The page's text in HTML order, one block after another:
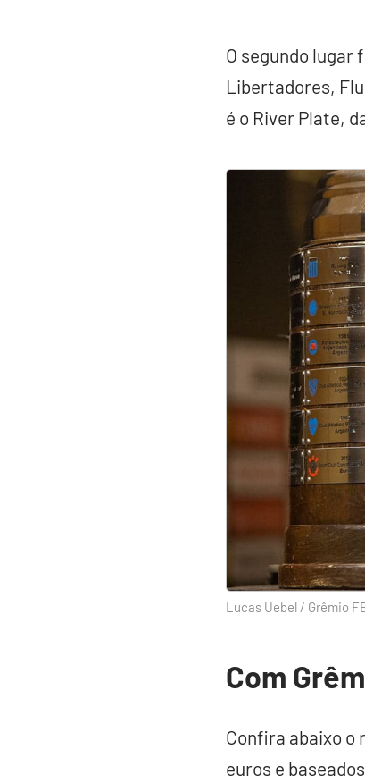
O segundo lugar
Libertadores,
é o River Plate,
Lucas Uebel / Grêmio
Com
Confira abaixo o
euros e